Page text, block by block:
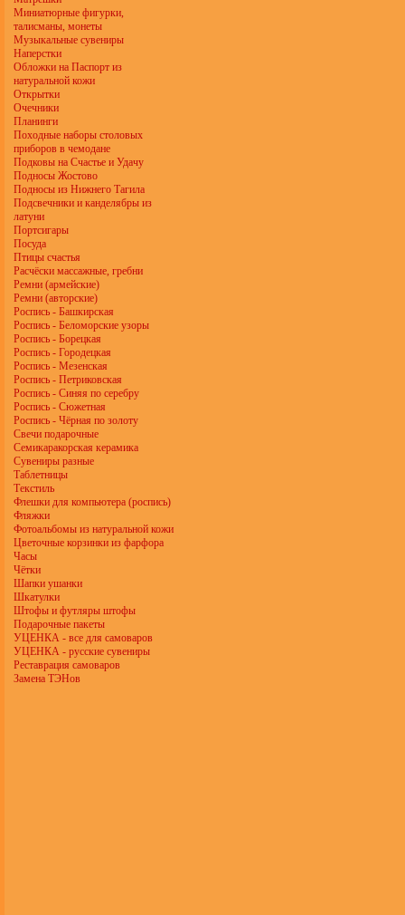
Миниатюрные фигурки,
талисманы, монеты
Музыкальные сувениры
Наперстки
Обложки на Паспорт из
натуральной кожи
Открытки
Очечники
Планинги
Походные наборы столовых
приборов в чемодане
Подковы на Счастье и Удачу
Подносы Жостово
Подносы из Нижнего Тагила
Подсвечники и канделябры из
латуни
Портсигары
Посуда
Птицы счастья
Расчёски массажные, гребни
Ремни (армейские)
Ремни (авторские)
Роспись - Башкирская
Роспись - Беломорские узоры
Роспись - Борецкая
Роспись - Городецкая
Роспись - Мезенская
Роспись - Петриковская
Роспись - Синяя по серебру
Роспись - Сюжетная
Роспись - Чёрная по золоту
Свечи подарочные
Семикаракорская керамика
Сувениры разные
Таблетницы
Текстиль
Флешки для компьютера (роспись)
Фляжки
Фотоальбомы из натуральной кожи
Цветочные корзинки из фарфора
Часы
Чётки
Шапки ушанки
Шкатулки
Штофы и футляры штофы
Подарочные пакеты
УЦЕНКА - все для самоваров
УЦЕНКА - русские сувениры
Реставрация самоваров
Замена ТЭНов